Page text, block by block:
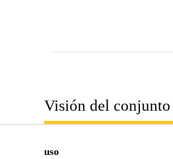
Visión del conjunto
uso